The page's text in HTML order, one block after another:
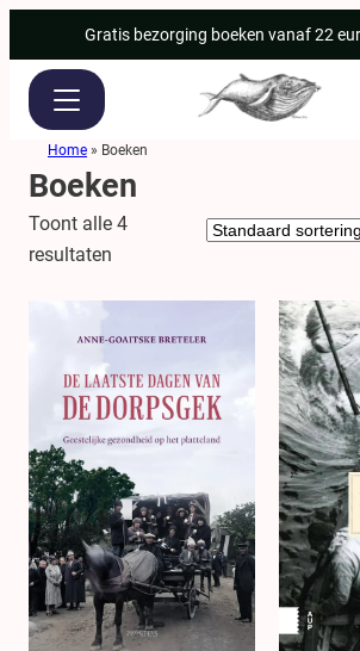
naar
inhoud
Gratis bezorging boeken vanaf 22
Home » Boeken
Boeken
Toont alle 4
resultaten